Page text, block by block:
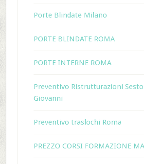
Porte Blindate Milano
PORTE BLINDATE ROMA
PORTE INTERNE ROMA
Preventivo Ristrutturazioni Sesto
Giovanni
Preventivo traslochi Roma
PREZZO CORSI FORMAZIONE